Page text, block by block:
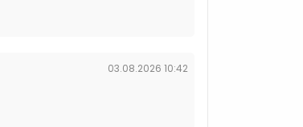
03.08.2026 10:42